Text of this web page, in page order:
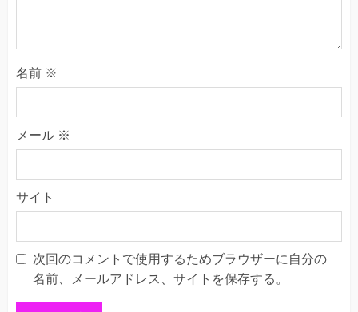
名前 ※
メール ※
サイト
次回のコメントで使用するためブラウザーに自分の
名前、メールアドレス、サイトを保存する。